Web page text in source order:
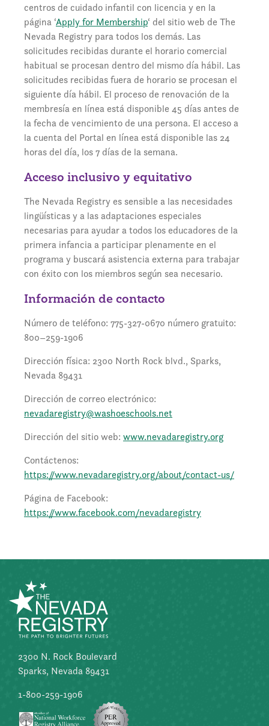
centros de cuidado infantil con licencia y en la
página ‘Apply for Membership‘ del sitio web de The
Nevada Registry para todos los demás. Las
solicitudes recibidas durante el horario comercial
habitual se procesan dentro del mismo día hábil. Las
solicitudes recibidas fuera de horario se procesan el
siguiente día hábil. El proceso de renovación de la
membresía en línea está disponible 45 días antes de
la fecha de vencimiento de una persona. El acceso a
la cuenta del Portal en línea está disponible las 24
horas del día, los 7 días de la semana.
Acceso inclusivo y equitativo
The Nevada Registry es sensible a las necesidades
lingüísticas y a las adaptaciones especiales
necesarias para ayudar a todos los educadores de la
primera infancia a participar plenamente en el
programa y buscará asistencia externa para trabajar
con éxito con los miembros según sea necesario.
Información de contacto
Número de teléfono: 775-327-0670 número gratuito:
800–259-1906
Dirección física: 2300 North Rock blvd., Sparks,
Nevada 89431
Dirección de correo electrónico:
nevadaregistry@washoeschools.net
Dirección del sitio web: www.nevadaregistry.org
Contáctenos:
https://www.nevadaregistry.org/about/contact-us/
Página de Facebook:
https://www.facebook.com/nevadaregistry
2300 N. Rock Boulevard
Sparks, Nevada 89431
1-800-259-1906